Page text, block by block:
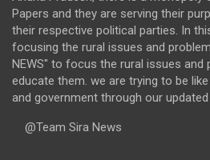
Papers and they are serving their
their respective political parties. In
focusing the rural issues and
NEWS" to focus the rural issues and
educate them. we are trying to be
and government through our
@Team Sira News